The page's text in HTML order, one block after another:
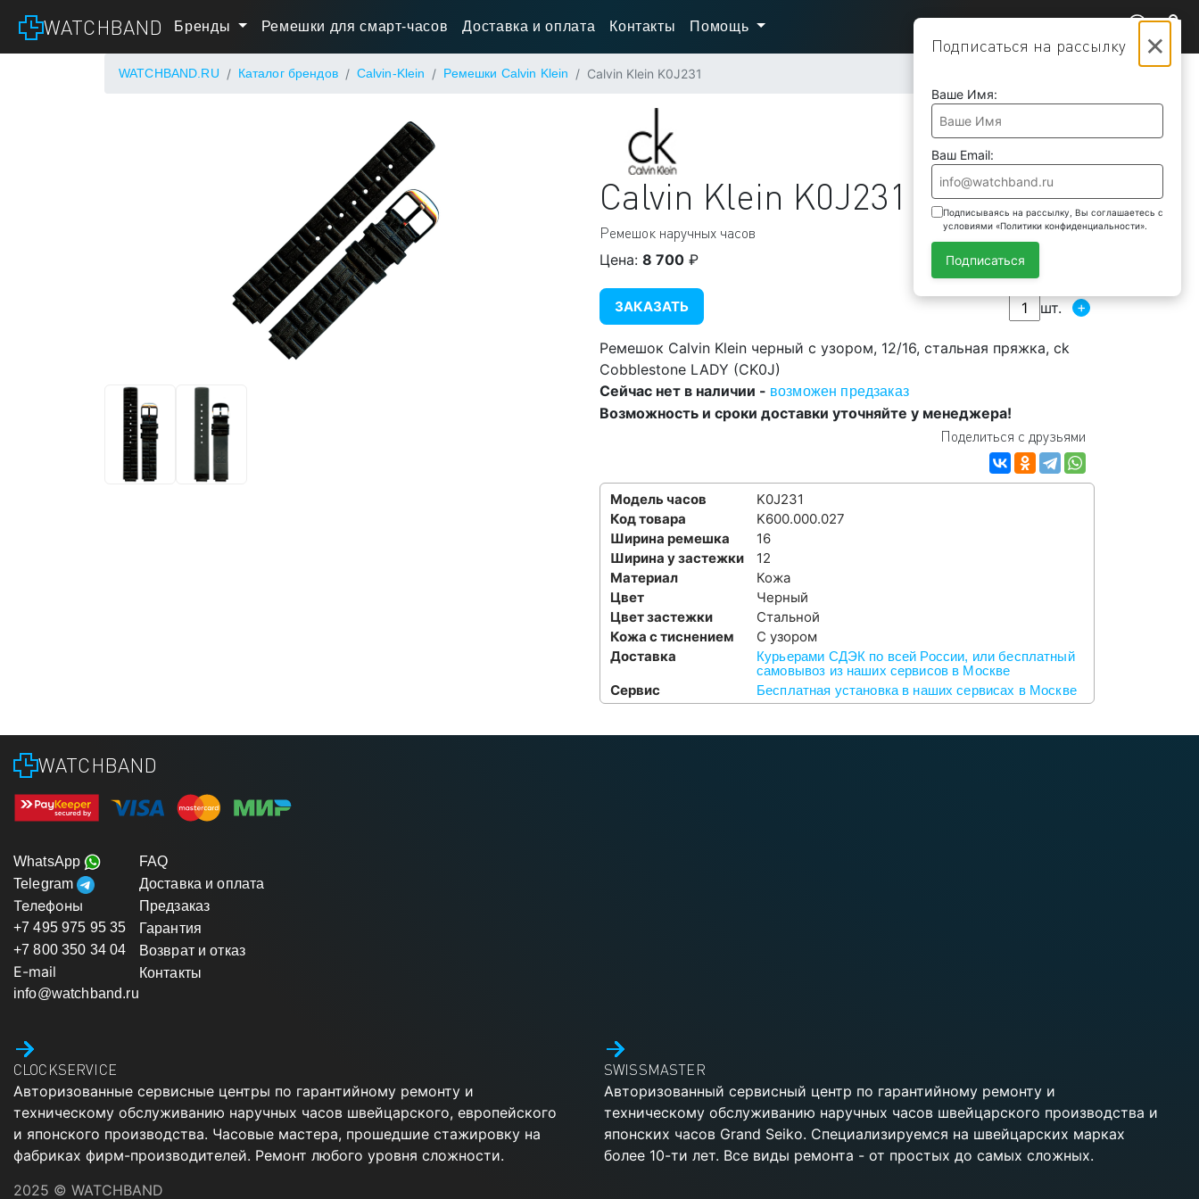
×
Подписаться на рассылку
Ваше Имя:
Ваш Email:
Подписываясь на рассылку, Вы соглашаетесь с
условиями «Политики конфиденциальности».
Подписаться
WATCHBAND Бренды Ремешки для смарт-часов Доставка и оплата Контакты Помощь
WATCHBAND.RU Каталог брендов Calvin-Klein Ремешки Calvin Klein Calvin Klein K0J231
Calvin Klein K0J231
Ремешок наручных часов
Цена: 8 700 ₽
ЗАКАЗАТЬ шт. +
Ремешок Calvin Klein черный с узором, 12/16, стальная пряжка, ck
Cobblestone LADY (CK0J)
Сейчас нет в наличии - возможен предзаказ
Возможность и сроки доставки уточняйте у менеджера!
Поделиться с друзьями
Модель часов
K0J231
Код товара
K600.000.027
Ширина ремешка
16
Ширина у застежки
12
Материал
Кожа
Цвет
Черный
Цвет застежки
Стальной
Кожа с тиснением
С узором
Доставка
Курьерами СДЭК по всей России, или бесплатный
самовывоз из наших сервисов в Москве
Сервис Бесплатная установка в наших сервисах в Москве
WATCHBAND
WhatsApp
Telegram
Телефоны
+7 495 975 95 35
+7 800 350 34 04
E-mail
info@watchband.ru
FAQ
Доставка и оплата
Предзаказ
Гарантия
Возврат и отказ
Контакты
CLOCKSERVICE
Авторизованные сервисные центры по гарантийному ремонту и
техническому обслуживанию наручных часов швейцарского, европейского
и японского производства. Часовые мастера, прошедшие стажировку на
фабриках фирм-производителей. Ремонт любого уровня сложности.
SWISSMASTER
Авторизованный сервисный центр по гарантийному ремонту и
техническому обслуживанию наручных часов швейцарского производства и
японских часов Grand Seiko. Специализируемся на швейцарских марках
более 10-ти лет. Все виды ремонта - от простых до самых сложных.
2025 © WATCHBAND